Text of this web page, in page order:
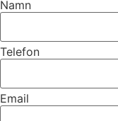
Namn
Telefon
Email